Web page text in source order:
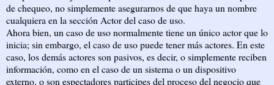
de chequeo, no simplemente asegurarnos de que haya un nombre
cualquiera en la sección Actor del caso de uso.
Ahora bien, un caso de uso normalmente tiene un único actor que lo
inicia; sin embargo, el caso de uso puede tener más actores. En este
caso, los demás actores son pasivos, es decir, o simplemente reciben
información, como en el caso de un sistema o un dispositivo
externo, o son espectadores participes del proceso del negocio que